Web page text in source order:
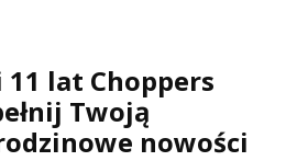
lat Choppers
Twoją
nowości